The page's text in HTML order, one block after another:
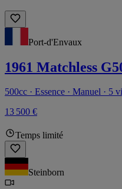
Port-d'Envaux
1961 Matchless
500cc · Essence · Manuel · 5
13 500 €
Temps limité
Steinborn